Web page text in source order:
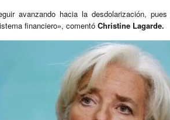
avanzando hacia la desdolarización,
financiero», comentó Christine Lagarde.